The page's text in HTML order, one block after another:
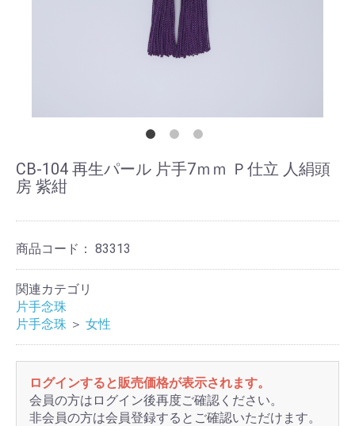
CB-104 再生パール 片手7ｍｍ Ｐ仕立 人絹頭
房 紫紺
商品コード： 83313
関連カテゴリ
片手念珠
片手念珠 ＞ 女性
ログインすると販売価格が表示されます。
会員の方はログイン後再度ご確認ください。
非会員の方は会員登録するとご確認いただけます。